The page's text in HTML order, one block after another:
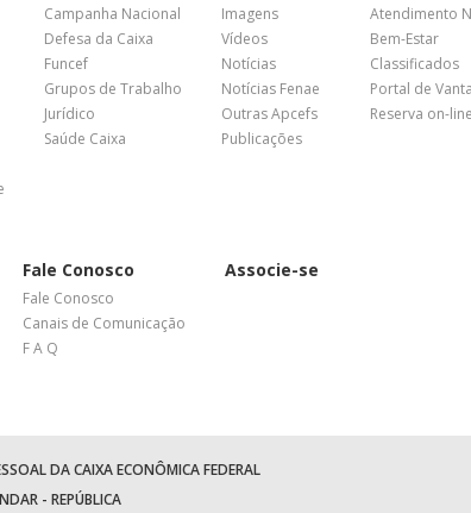
Campanha Nacional
Defesa da Caixa
Funcef
Grupos de Trabalho
Jurídico
Saúde Caixa
Imagens
Vídeos
Notícias
Notícias Fenae
Outras Apcefs
Publicações
Atendimento
Bem-Estar
Classificados
Portal de
Reserva on-line
Fale Conosco
Fale Conosco
Canais de Comunicação
F A Q
Associe-se
DA CAIXA ECONÔMICA FEDERAL
- REPÚBLICA